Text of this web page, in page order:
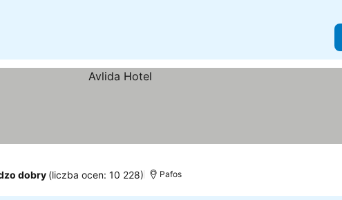
dobry (liczba ocen: 10 228) Pafos